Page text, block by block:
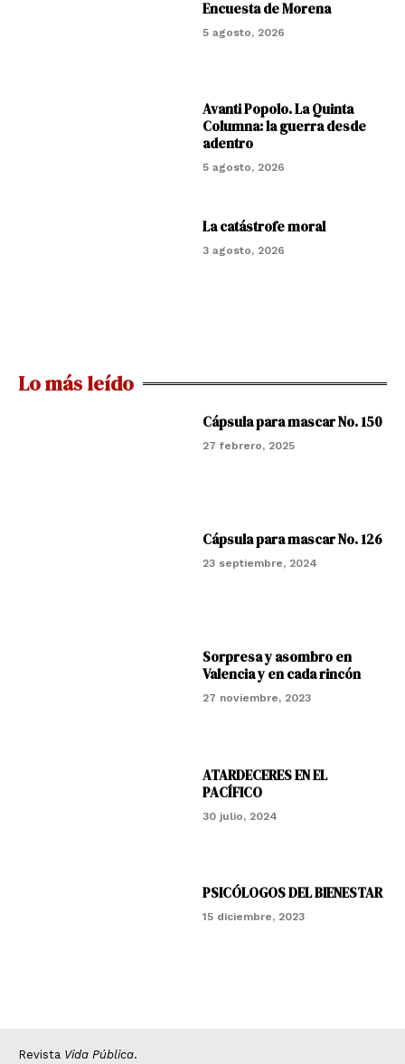
Encuesta de Morena
5 agosto, 2026
Avanti Popolo. La Quinta
Columna: la guerra desde
adentro
5 agosto, 2026
La catástrofe moral
3 agosto, 2026
Lo más leído
Cápsula para mascar No. 150
27 febrero, 2025
Cápsula para mascar No. 126
23 septiembre, 2024
Sorpresa y asombro en
Valencia y en cada rincón
27 noviembre, 2023
ATARDECERES EN EL
PACÍFICO
30 julio, 2024
PSICÓLOGOS DEL BIENESTAR
15 diciembre, 2023
Revista Vida Pública.